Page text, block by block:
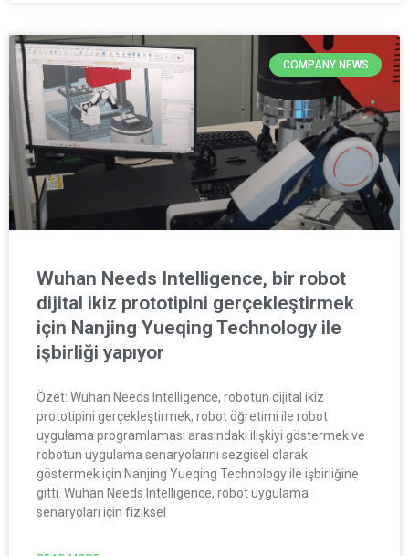
COMPANY NEWS
Wuhan Needs Intelligence, bir robot
dijital ikiz prototipini gerçekleştirmek
için Nanjing Yueqing Technology ile
işbirliği yapıyor
Özet: Wuhan Needs Intelligence, robotun dijital ikiz
prototipini gerçekleştirmek, robot öğretimi ile robot
uygulama programlaması arasındaki ilişkiyi göstermek ve
robotun uygulama senaryolarını sezgisel olarak
göstermek için Nanjing Yueqing Technology ile işbirliğine
gitti. Wuhan Needs Intelligence, robot uygulama
senaryoları için fiziksel